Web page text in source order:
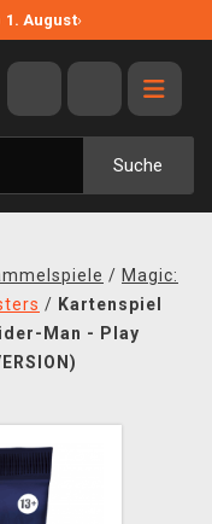
1. August›
Suche
/ Magic:
/ Kartenspiel
Man - Play